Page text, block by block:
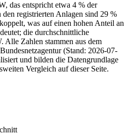
das entspricht etwa 4 % der
registrierten Anlagen sind 29 %
was auf einen hohen Anteil an
die durchschnittliche
Alle Zahlen stammen aus dem
(Stand: 2026-07-
und bilden die Datengrundlage
Vergleich auf dieser Seite.